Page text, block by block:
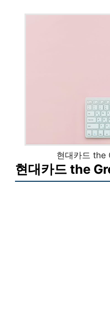
현대카드 the
현대카드 the